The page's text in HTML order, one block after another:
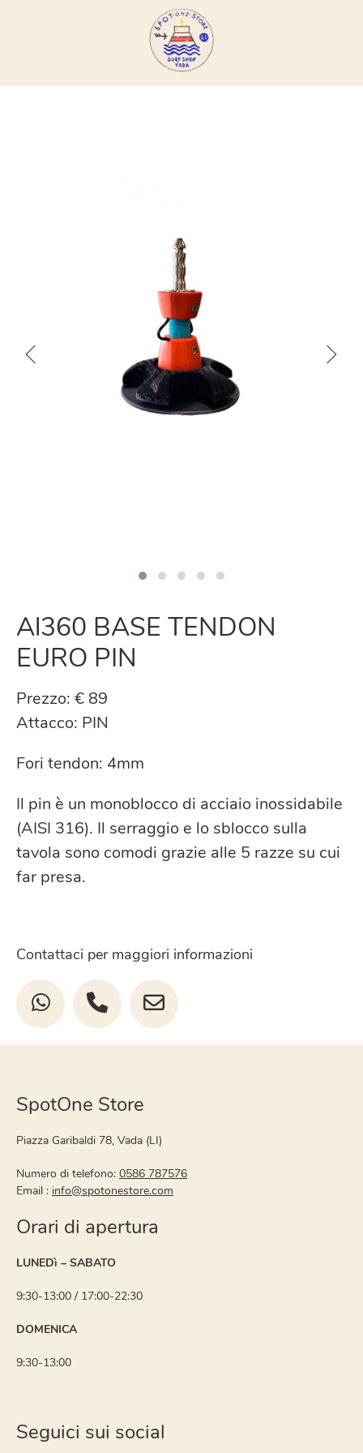
Al360 BASE TENDON
EURO PIN
Prezzo: € 89
Attacco: PIN
Fori tendon: 4mm
Il pin è un monoblocco di acciaio inossidabile
(AISI 316). Il serraggio e lo sblocco sulla
tavola sono comodi grazie alle 5 razze su cui
far presa.
Contattaci per maggiori informazioni
SpotOne Store
Piazza Garibaldi 78, Vada (LI)
Numero di telefono: 0586 787576
Email : info@spotonestore.com
Orari di apertura
LUNEDì – SABATO
9:30-13:00 / 17:00-22:30
DOMENICA
9:30-13:00
Seguici sui social